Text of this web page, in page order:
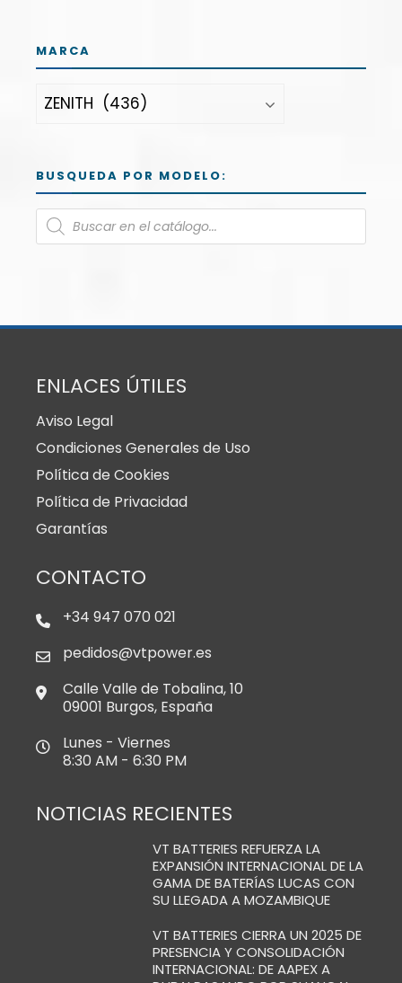
MARCA
BUSQUEDA POR MODELO:
ENLACES ÚTILES
Aviso Legal
Condiciones Generales de Uso
Política de Cookies
Política de Privacidad
Garantías
CONTACTO
+34 947 070 021
pedidos@vtpower.es
Calle Valle de Tobalina, 10
09001 Burgos, España
Lunes - Viernes
8:30 AM - 6:30 PM
NOTICIAS RECIENTES
VT BATTERIES REFUERZA LA
EXPANSIÓN INTERNACIONAL DE LA
GAMA DE BATERÍAS LUCAS CON
SU LLEGADA A MOZAMBIQUE
VT BATTERIES CIERRA UN 2025 DE
PRESENCIA Y CONSOLIDACIÓN
INTERNACIONAL: DE AAPEX A